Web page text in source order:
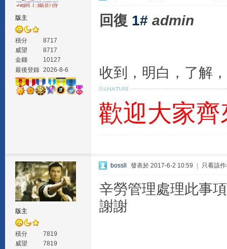
版主
積分
8717
威望
8717
金錢
10127
最後登錄 2026-8-6
回復 1# admin
收到，明白，了解
歡迎大家
版主
積分
7819
威望
7819
bossll 發表於 2017-6-2 10:59 只看該
辛勞管理處理此事項
謝謝